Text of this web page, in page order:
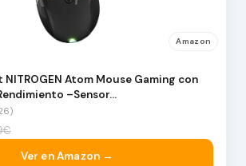
Amazon
Atom Mouse Gaming con
–Sensor…
Ver en Amazon →